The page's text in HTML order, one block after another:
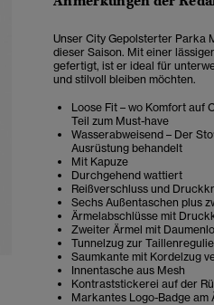
Unser City Gepolsterter Parka
dieser Saison. Mit einer
gefertigt, ist er ideal für
und stilvoll bleiben möchten.
Loose Fit – wo Komfort auf
Teil zum Must-have
Wasserabweisend – Der
Ausrüstung behandelt
Mit Kapuze
Durchgehend wattiert
Reißverschluss und
Sechs Außentaschen plus
Ärmelabschlüsse mit
Zweiter Ärmel mit
Tunnelzug zur
Saumkante mit Kordelzug
Innentasche aus Mesh
Kontraststickerei auf der
Markantes Logo-Badge am